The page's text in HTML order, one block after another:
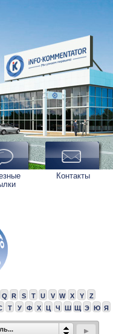
Контакты
Q R S T U V W X Y
Z
Т У Ф Х Ц Ч Ш Щ Э Ю Я